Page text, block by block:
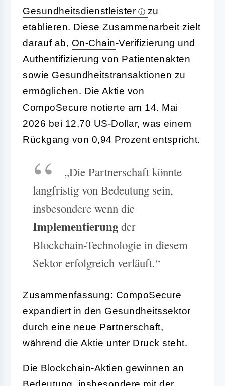
Gesundheitsdienstleister
zu
etablieren. Diese Zusammenarbeit zielt
darauf ab, On-Chain-Verifizierung und
Authentifizierung von Patientenakten
sowie Gesundheitstransaktionen zu
ermöglichen. Die Aktie von
CompoSecure notierte am 14. Mai
2026 bei 12,70 US-Dollar, was einem
Rückgang von 0,94 Prozent entspricht.
„Die Partnerschaft könnte
langfristig von Bedeutung sein,
insbesondere wenn die
Implementierung der
Blockchain-Technologie in diesem
Sektor erfolgreich verläuft.“
Zusammenfassung: CompoSecure
expandiert in den Gesundheitssektor
durch eine neue Partnerschaft,
während die Aktie unter Druck steht.
Die Blockchain-Aktien gewinnen an